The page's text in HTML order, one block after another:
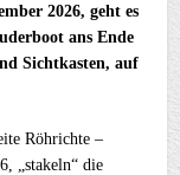
2026, geht es
ans Ende
Sichtkasten, auf
Röhrichte –
„stakeln“ die